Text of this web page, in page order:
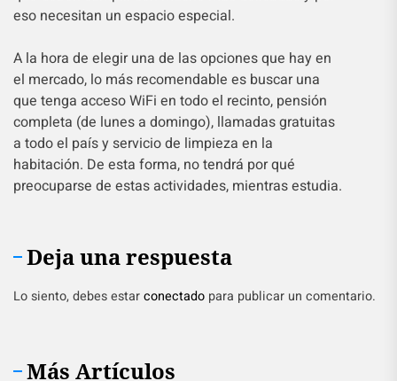
eso necesitan un espacio especial.
A la hora de elegir una de las opciones que hay en
el mercado, lo más recomendable es buscar una
que tenga acceso WiFi en todo el recinto, pensión
completa (de lunes a domingo), llamadas gratuitas
a todo el país y servicio de limpieza en la
habitación. De esta forma, no tendrá por qué
preocuparse de estas actividades, mientras estudia.
Deja una respuesta
Lo siento, debes estarconectado para publicar un comentario.
Más Artículos